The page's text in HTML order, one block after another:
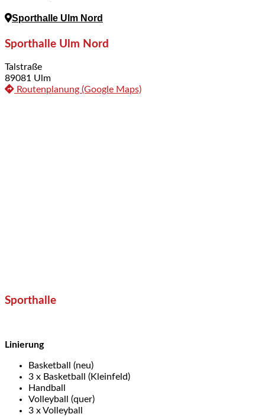
Sporthalle Ulm Nord
Sporthalle Ulm Nord
Talstraße
89081 Ulm
Routenplanung (Google Maps)
Sporthalle
Linierung
Basketball (neu)
3 x Basketball (Kleinfeld)
Handball
Volleyball (quer)
3 x Volleyball